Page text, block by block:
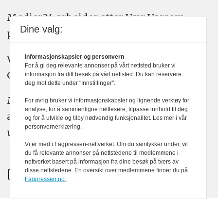
Medier24 arbeider etter Vær Varsom-
plakatens regler for god presseskikk.
Vi bruker KI-verktøy som ChatGPT,
Claude, og Gemini i journalistikken vår.
Medier24s redaksjon har alltid det fulle
ansvar for publisert innhold, med eller
uten bruk av kunstig intelligens.
Dine valg:
Informasjonskapsler og personvern
For å gi deg relevante annonser på vårt nettsted bruker vi
informasjon fra ditt besøk på vårt nettsted. Du kan reservere
deg mot dette under "Innstillinger".
For øvrig bruker vi informasjonskapsler og lignende verktøy for
analyse, for å sammenligne nettlesere, tilpasse innhold til deg
og for å utvikle og tilby nødvendig funksjonalitet. Les mer i vår
personvernerklæring.
Vi er med i Fagpressen-nettverket. Om du samtykker under, vil
du få relevante annonser på nettstedene til medlemmene i
nettverket basert på informasjon fra dine besøk på tvers av
disse nettstedene. En oversikt over medlemmene finner du på
Fagpressen.no.